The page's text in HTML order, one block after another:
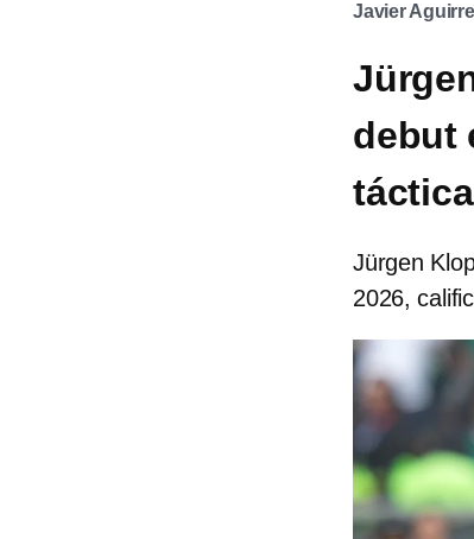
Javier Aguirre
debut
Jürgen
2026,